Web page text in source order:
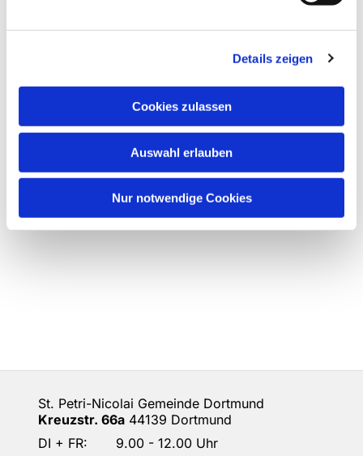
Details zeigen
Cookies zulassen
Auswahl erlauben
Nur notwendige Cookies
St. Petri-Nicolai Gemeinde Dortmund
Kreuzstr. 66a 44139 Dortmund
DI + FR: 9.00 - 12.00 Uhr